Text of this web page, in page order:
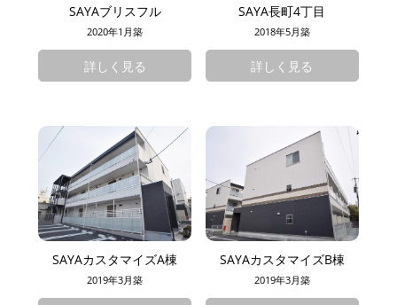
SAYAブリスフル
2020年1月築
詳しく見る
SAYA長町4丁目
2018年5月築
詳しく見る
SAYAカスタマイズA棟
2019年3月築
SAYAカスタマイズB棟
2019年3月築